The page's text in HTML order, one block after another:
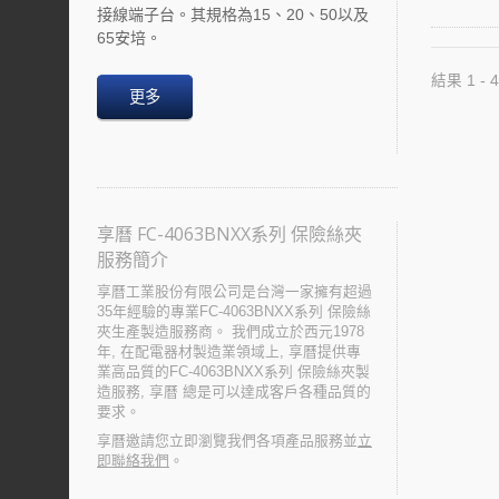
接線端子台。其規格為15、20、50以及
65安培。
更多
享曆 FC-4063BNXX系列 保險絲夾
服務簡介
享曆工業股份有限公司是台灣一家擁有超過
35年經驗的專業FC-4063BNXX系列 保險絲
夾生產製造服務商。 我們成立於西元1978
年, 在配電器材製造業領域上, 享曆提供專
業高品質的FC-4063BNXX系列 保險絲夾製
造服務, 享曆 總是可以達成客戶各種品質的
要求。
享曆邀請您立即瀏覽我們各項產品服務並立
即聯絡我們 。
結果 1 -